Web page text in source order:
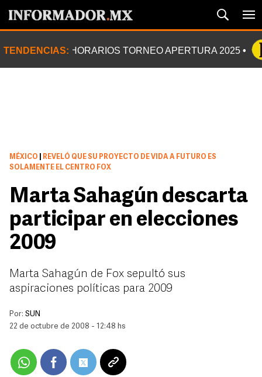
TENDENCIAS: HORARIOS TORNEO APERTURA 2025
MÉXICO
REVELÓ QUE SU PROYECTO DE VIDA A FUTURO ES
SOLAMENTE EL CENTRO FOX
Marta Sahagún descarta
participar en elecciones
2009
Marta Sahagún de Fox sepultó sus
aspiraciones políticas para 2009
Por: SUN
22 de octubre de 2008 - 12:48 hs